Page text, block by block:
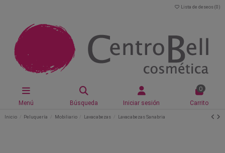
Lista de deseos (0 )
Menú Búsqueda Iniciar sesión
0
Carrito
Inicio Peluquería Mobiliario Lavacabezas Lavacabezas Sanabria